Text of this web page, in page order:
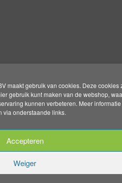
maakt gebruik van cookies. Deze cookies
gebruik kunt maken van de webshop,
kunnen verbeteren. Meer
via onderstaande links.
Accepteren
Weiger